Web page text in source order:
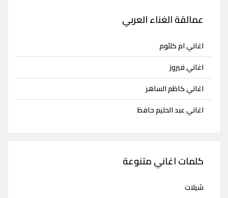
عمالقة الغناء العربي
اغاني ام كلثوم
اغاني فيروز
اغاني كاظم الساهر
اغاني عبد الحليم حافظ
كلمات اغاني متنوعة
شيلات